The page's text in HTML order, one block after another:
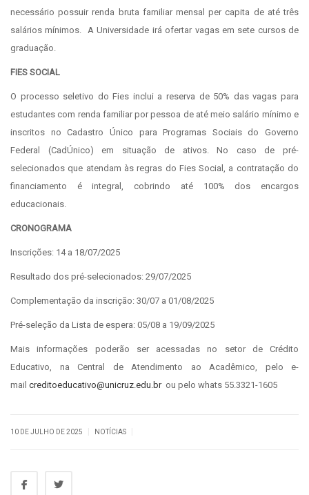
necessário possuir renda bruta familiar mensal per capita de até três
salários mínimos. A Universidade irá ofertar vagas em sete cursos de
graduação.
FIES SOCIAL
O processo seletivo do Fies inclui a reserva de 50% das vagas para
estudantes com renda familiar por pessoa de até meio salário mínimo e
inscritos no Cadastro Único para Programas Sociais do Governo
Federal (CadÚnico) em situação de ativos. No caso de pré-
selecionados que atendam às regras do Fies Social, a contratação do
financiamento é integral, cobrindo até 100% dos encargos
educacionais.
CRONOGRAMA
Inscrições: 14 a 18/07/2025
Resultado dos pré-selecionados: 29/07/2025
Complementação da inscrição: 30/07 a 01/08/2025
Pré-seleção da Lista de espera: 05/08 a 19/09/2025
Mais informações poderão ser acessadas no setor de Crédito
Educativo, na Central de Atendimento ao Acadêmico, pelo e-
mail creditoeducativo@unicruz.edu.brou pelo whats 55.3321-1605
10 DE JULHO DE 2025 NOTÍCIAS